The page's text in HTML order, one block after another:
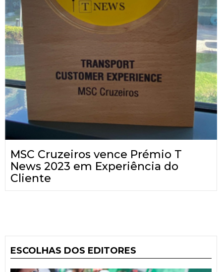
MSC Cruzeiros vence Prémio T
News 2023 em Experiência do
Cliente
ESCOLHAS DOS EDITORES